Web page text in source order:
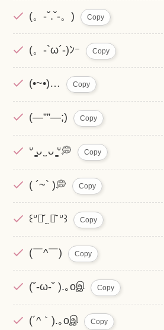
(。-ˇ.ˇ-。) Copy
(。-`ω´-)ﾝｰ Copy
(•~•)… Copy
(―””―;) Copy
ᐡ ̳ᴗ ̫ ᴗ ̳ᐡ💭 Copy
( ´~` )💭 Copy
꒰ᐡ⌯᷄︎ ̫ ⌯᷅︎ ᐡ꒱ Copy
(￣^￣) Copy
(˘-ω-˘ ).｡oஇ Copy
(´^｀).｡oஇ Copy